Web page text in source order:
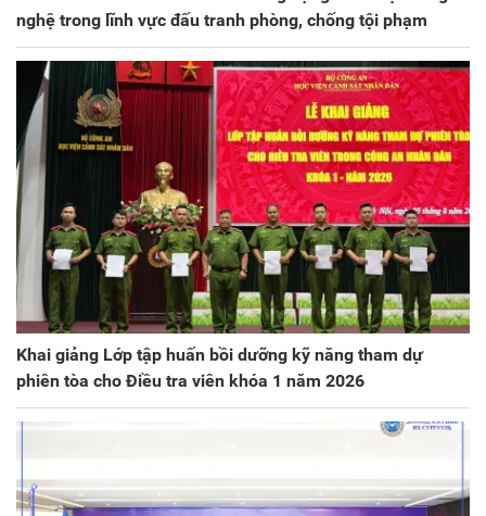
nghệ trong lĩnh vực đấu tranh phòng, chống tội phạm
Khai giảng Lớp tập huấn bồi dưỡng kỹ năng tham dự
phiên tòa cho Điều tra viên khóa 1 năm 2026